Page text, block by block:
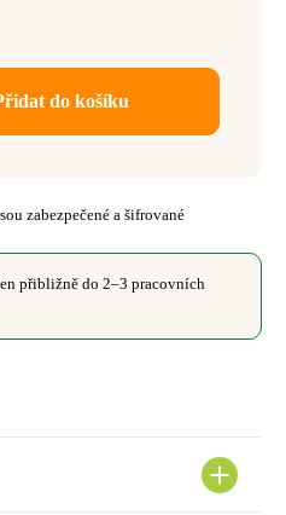
do košíku
zabezpečené a šifrované
přibližně do 2–3 pracovních